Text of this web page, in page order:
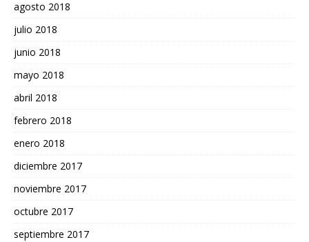
agosto 2018
julio 2018
junio 2018
mayo 2018
abril 2018
febrero 2018
enero 2018
diciembre 2017
noviembre 2017
octubre 2017
septiembre 2017